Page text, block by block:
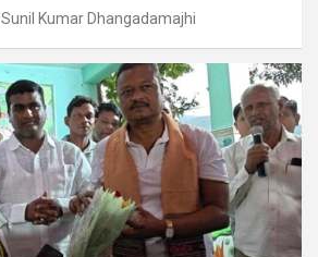
Sunil Kumar Dhangadamajhi